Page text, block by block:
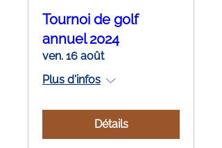
Tournoi de golf
annuel 2024
ven. 16 août
Plus d'infos
Détails